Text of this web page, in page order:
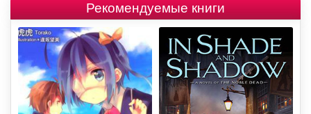
Рекомендуемые книги